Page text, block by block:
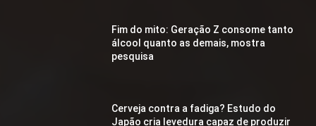
Fim do mito: Geração Z consome tanto
álcool quanto as demais, mostra
pesquisa
Cerveja contra a fadiga? Estudo do
Japão cria levedura capaz de produzir